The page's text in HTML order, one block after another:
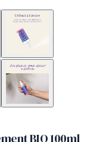
BIO 100ml